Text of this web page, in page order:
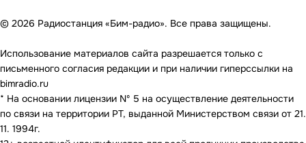
© 2026 Радиостанция «Бим-радио». Все права защищены.
Использование материалов сайта разрешается только с
письменного согласия редакции и при наличии гиперссылки на
bimradio.ru
* На основании лицензии Nº 5 на осуществление деятельности
по связи на территории РТ, выданной Министерством связи от 21.
11. 1994г.